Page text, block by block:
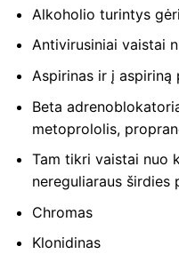
Alkoholio turintys
Antivirusiniai vaistai
Aspirinas ir į aspiriną
Beta
metoprololis,
Tam tikri vaistai nuo
nereguliaraus širdies
Chromas
Klonidinas